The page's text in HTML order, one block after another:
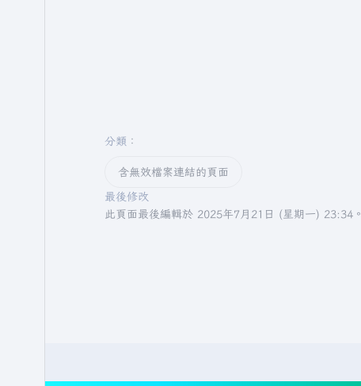
分類 ：​
含無效檔案連結的頁面
最後修改
此頁面最後編輯於 2025年7月21日 (星期一) 23:34。